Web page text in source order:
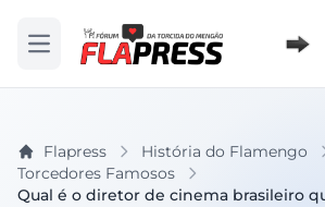
Abrir menu
Flapress
História do Flamengo
Torcedores Famosos
Qual é o diretor de cinema brasileiro